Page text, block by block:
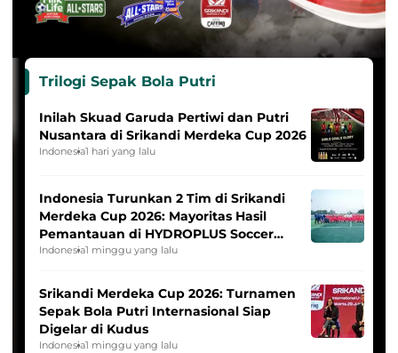
Trilogi Sepak Bola Putri
Inilah Skuad Garuda Pertiwi dan Putri
Nusantara di Srikandi Merdeka Cup 2026
Indonesia1 hari yang lalu
Indonesia Turunkan 2 Tim di Srikandi
Merdeka Cup 2026: Mayoritas Hasil
Pemantauan di HYDROPLUS Soccer
League
Indonesia1 minggu yang lalu
Srikandi Merdeka Cup 2026: Turnamen
Sepak Bola Putri Internasional Siap
Digelar di Kudus
Indonesia1 minggu yang lalu